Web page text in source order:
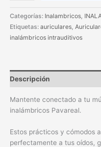
Categorías: Inalambricos,
Etiquetas: auriculares,
inalámbricos intrauditivos
Descripción
Mantente conectado a tu
inalámbricos Pavareal.
Estos prácticos y cómodos
perfectamente a tus oídos,